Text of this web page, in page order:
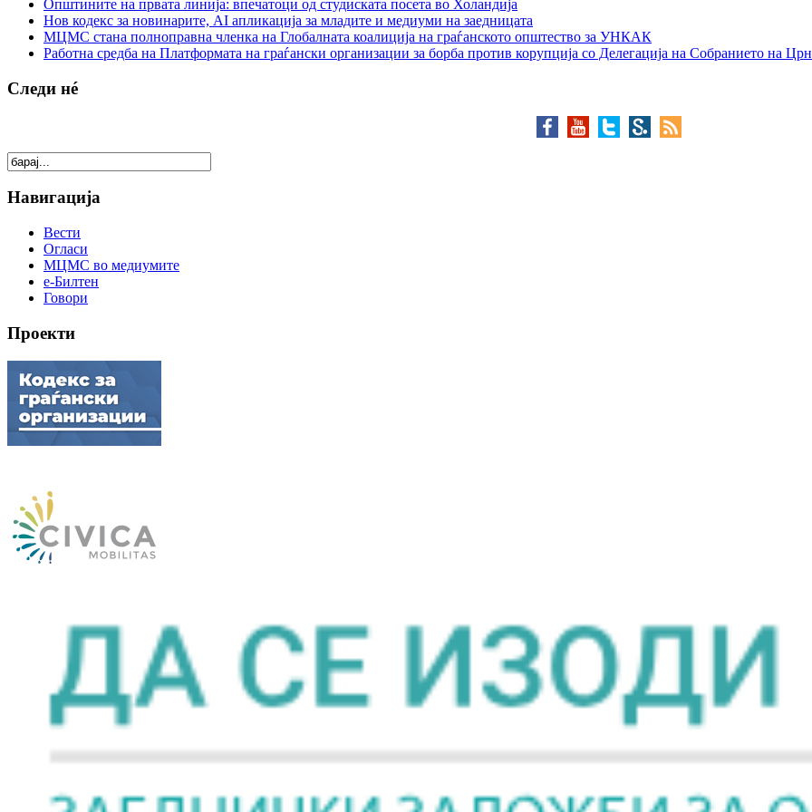
Општините на првата линија: впечатоци од студиската посета во Холандија
Нов кодекс за новинарите, AI апликација за младите и медиуми на заедницата
МЦМС стана полноправна членка на Глобалната коалиција на граѓанското општество за УНКАК
Работна средба на Платформата на граѓански организации за борба против корупција со Делегација на Собранието на
Следи нé
Навигација
Вести
Огласи
МЦМС во медиумите
е-Билтен
Говори
Проекти